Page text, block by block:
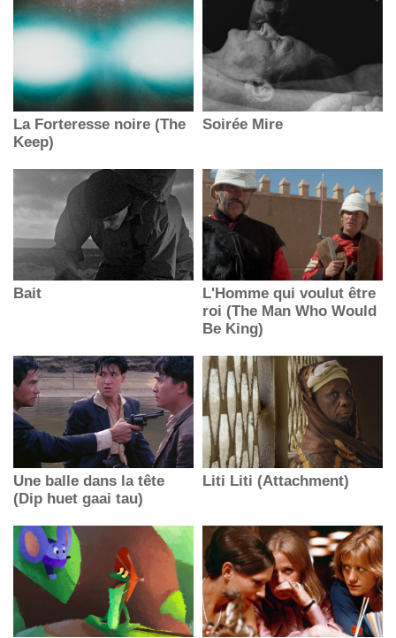
La Forteresse noire (The
Keep)
Soirée Mire
Bait
L'Homme qui voulut être
roi (The Man Who Would
Be King)
Une balle dans la tête
(Dip huet gaai tau)
Liti Liti (Attachment)